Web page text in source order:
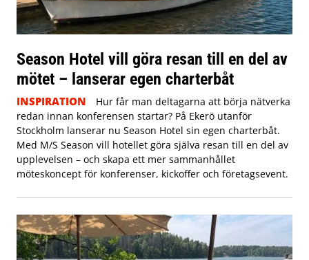
Season Hotel vill göra resan till en del av
mötet – lanserar egen charterbåt
INSPIRATION
Hur får man deltagarna att börja nätverka
redan innan konferensen startar? På Ekerö utanför
Stockholm lanserar nu Season Hotel sin egen charterbåt.
Med M/S Season vill hotellet göra själva resan till en del av
upplevelsen – och skapa ett mer sammanhållet
möteskoncept för konferenser, kickoffer och företagsevent.